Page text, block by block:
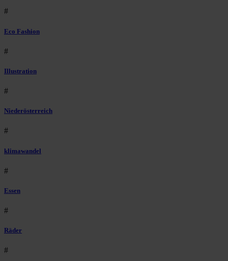
#
Eco Fashion
#
Illustration
#
Niederösterreich
#
klimawandel
#
Essen
#
Räder
#